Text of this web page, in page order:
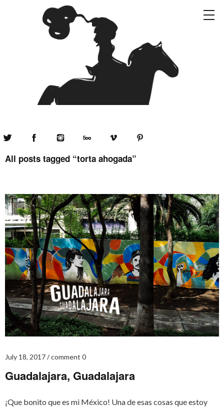
All posts tagged “torta ahogada”
July 18, 2017 comment 0
Guadalajara, Guadalajara
¡Que bonito que es mi México! Una de esas cosas que estoy